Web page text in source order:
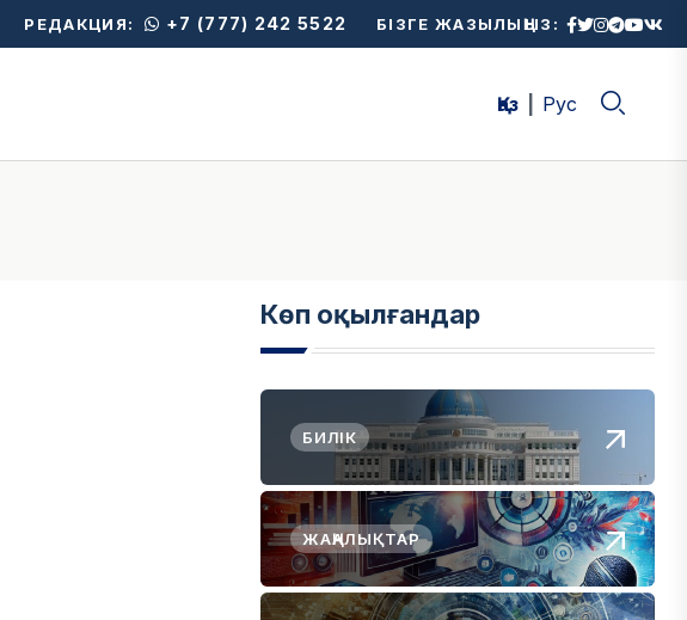
РЕДАКЦИЯ: +7 (777) 242 5522 БІЗГЕ ЖАЗЫЛЫҢЫЗ:
Қаз Рус
Көп оқылғандар
БИЛІК
ЖАҢАЛЫҚТАР